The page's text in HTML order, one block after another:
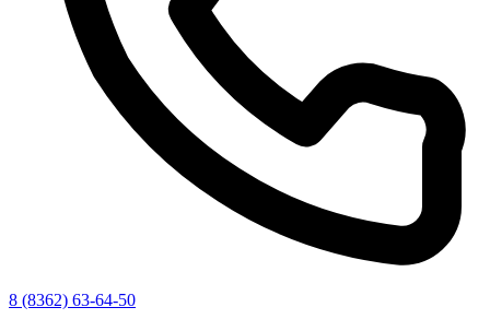
8 (8362) 63-64-50